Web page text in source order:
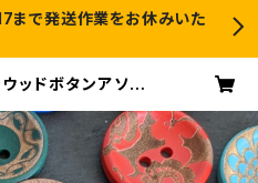
で発送作業をお休みいた
ッドボタンアソー